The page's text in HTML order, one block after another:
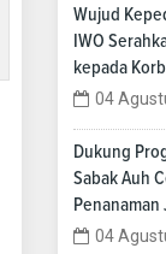
Wujud
IWO
kepada
04
Dukung
Sabak Auh
Penanaman
04